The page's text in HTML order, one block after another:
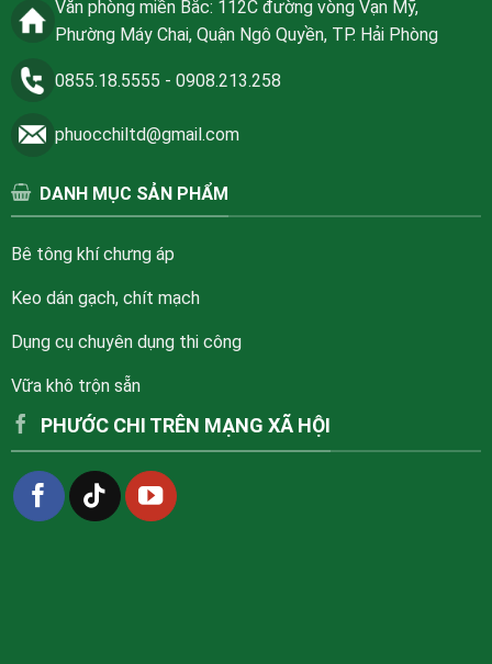
Văn phòng miền Bắc: 112C đường vòng Vạn Mỹ,
Phường Máy Chai, Quận Ngô Quyền, TP. Hải Phòng
0855.18.5555 - 0908.213.258
phuocchiltd@gmail.com
DANH MỤC SẢN PHẨM
Bê tông khí chưng áp
Keo dán gạch, chít mạch
Dụng cụ chuyên dụng thi công
Vữa khô trộn sẵn
PHƯỚC CHI TRÊN MẠNG XÃ HỘI